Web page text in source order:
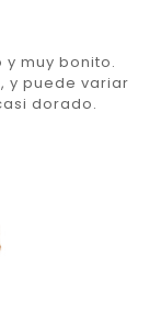
muy bonito.
y puede variar
dorado.